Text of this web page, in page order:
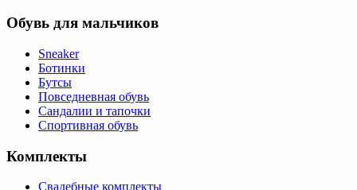
Обувь для мальчиков
Sneaker
Ботинки
Бутсы
Повседневная обувь
Сандалии и тапочки
Спортивная обувь
Комплекты
Свадебные комплекты